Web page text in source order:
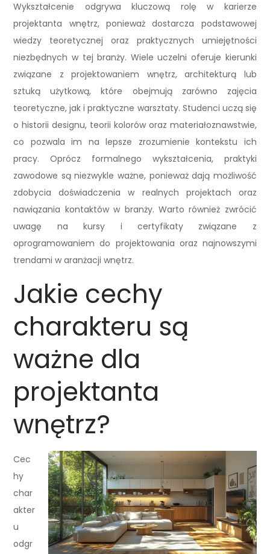
Wykształcenie odgrywa kluczową rolę w karierze
projektanta wnętrz, ponieważ dostarcza podstawowej
wiedzy teoretycznej oraz praktycznych umiejętności
niezbędnych w tej branży. Wiele uczelni oferuje kierunki
związane z projektowaniem wnętrz, architekturą lub
sztuką użytkową, które obejmują zarówno zajęcia
teoretyczne, jak i praktyczne warsztaty. Studenci uczą się
o historii designu, teorii kolorów oraz materiałoznawstwie,
co pozwala im na lepsze zrozumienie kontekstu ich
pracy. Oprócz formalnego wykształcenia, praktyki
zawodowe są niezwykle ważne, ponieważ dają możliwość
zdobycia doświadczenia w realnych projektach oraz
nawiązania kontaktów w branży. Warto również zwrócić
uwagę na kursy i certyfikaty związane z
oprogramowaniem do projektowania oraz najnowszymi
trendami w aranżacji wnętrz.
Jakie cechy
charakteru są
ważne dla
projektanta
wnętrz?
Cec
hy
char
akter
u
odgr